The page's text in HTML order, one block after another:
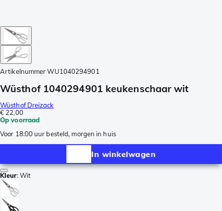
Artikelnummer WU1040294901
Wüsthof 1040294901 keukenschaar wit
Wüsthof Dreizack
€ 22,00
Op voorraad
Voor 18:00 uur besteld, morgen in huis
In winkelwagen
Kleur:Wit